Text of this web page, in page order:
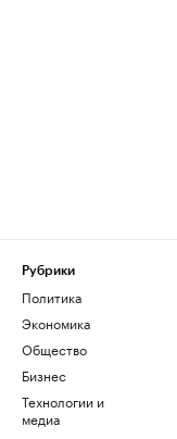
Рубрики
Политика
Экономика
Общество
Бизнес
Технологии и
медиа